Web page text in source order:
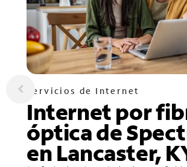
Servicios de Internet
Internet por
óptica de
en Lancaster,